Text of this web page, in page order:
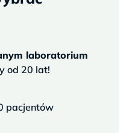
laboratorium
od 20 lat!
pacjentów